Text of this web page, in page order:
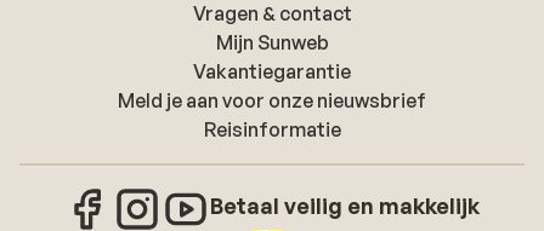
Vragen & contact
Mijn Sunweb
Vakantiegarantie
Meld je aan voor onze nieuwsbrief
Reisinformatie
Betaal veilig en makkelijk